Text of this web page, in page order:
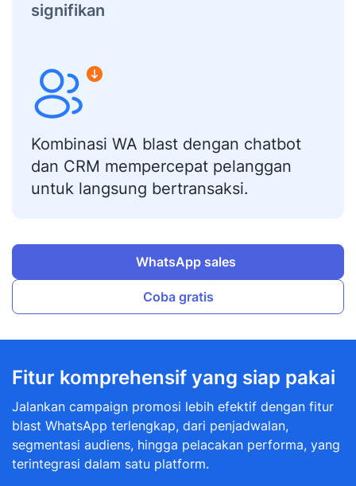
signifikan
Kombinasi WA blast dengan chatbot
dan CRM mempercepat pelanggan
untuk langsung bertransaksi.
WhatsApp sales
Coba gratis
Fitur komprehensif yang siap pakai
Jalankan campaign promosi lebih efektif dengan fitur
blast WhatsApp terlengkap, dari penjadwalan,
segmentasi audiens, hingga pelacakan performa, yang
terintegrasi dalam satu platform.